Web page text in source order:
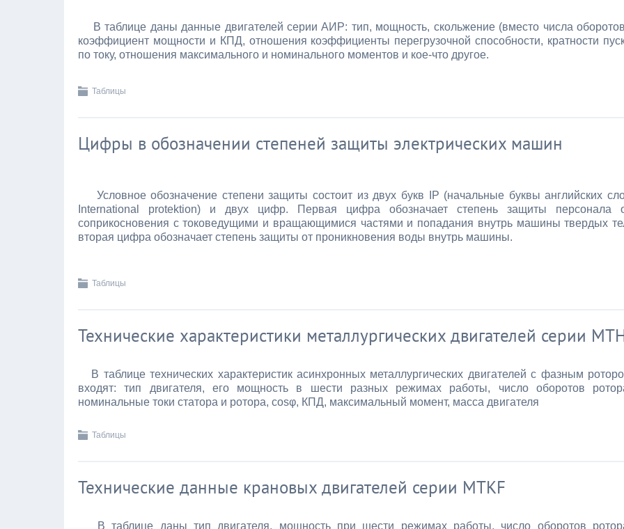
В таблице даны данные двигателей серии АИР: тип, мощность, скольжение (вместо числа
коэффициент мощности и КПД, отношения коэффициенты перегрузочной способности, кратности
по току, отношения максимального и номинального моментов и кое-что другое.
Таблицы
Цифры в обозначении степеней защиты электрических машин
Условное обозначение степени защиты состоит из двух букв IP (начальные буквы английских
International protektion) и двух цифр. Первая цифра обозначает степень защиты персонала
соприкосновения с токоведущими и вращающимися частями и попадания внутрь машины твердых
вторая цифра обозначает степень защиты от проникновения воды внутрь машины.
Таблицы
Технические характеристики металлургических двигателей серии
В таблице технических характеристик асинхронных металлургических двигателей с фазным
входят: тип двигателя, его мощность в шести разных режимах работы, число оборотов
номинальные токи статора и ротора, cosφ, КПД, максимальный момент, масса двигателя
Таблицы
Технические данные крановых двигателей серии МТКF
В таблице даны тип двигателя, мощность при шести режимах работы, число оборотов